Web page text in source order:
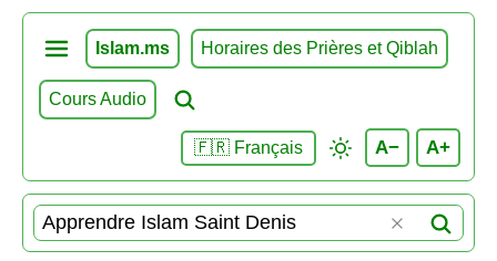
Islam.ms Horaires des Prières et Qiblah
Cours Audio
🇫🇷 Français A− A+